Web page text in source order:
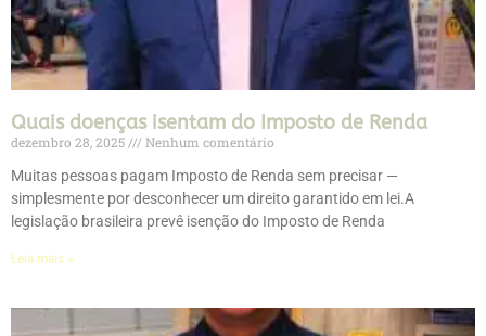
Quais doenças isentam do Imposto de Renda
dezembro 28, 2025
Nenhum comentário
Muitas pessoas pagam Imposto de Renda sem precisar —
simplesmente por desconhecer um direito garantido em lei.A
legislação brasileira prevê isenção do Imposto de Renda
Leia mais »